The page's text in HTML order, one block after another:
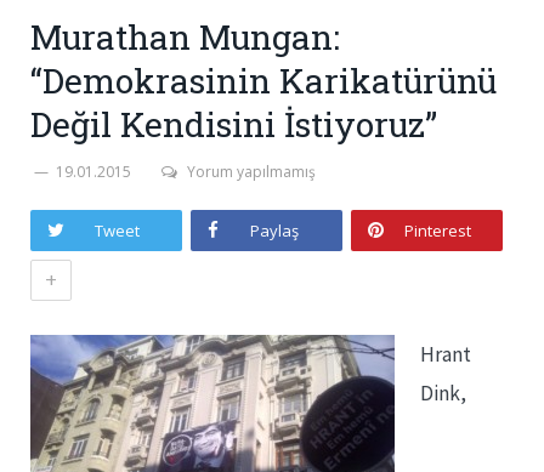
Murathan Mungan:
“Demokrasinin Karikatürünü
Değil Kendisini İstiyoruz”
19.01.2015 Yorum yapılmamış
Tweet Paylaş Pinterest
+
Hrant
Dink,